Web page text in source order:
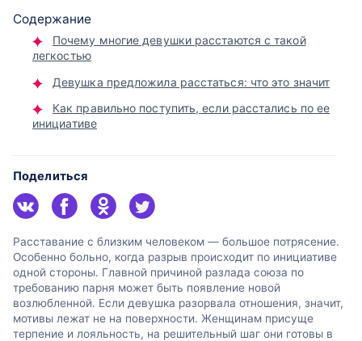
Содержание
Почему многие девушки расстаются с такой
легкостью
Девушка предложила расстаться: что это значит
Как правильно поступить, если расстались по ее
инициативе
Поделиться
Расставание с близким человеком — большое потрясение.
Особенно больно, когда разрыв происходит по инициативе
одной стороны. Главной причиной разлада союза по
требованию парня может быть появление новой
возлюбленной. Если девушка разорвала отношения, значит,
мотивы лежат не на поверхности. Женщинам присуще
терпение и лояльность, на решительный шаг они готовы в